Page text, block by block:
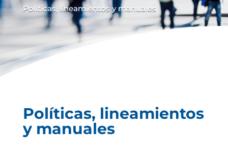
Políticas, lineamientos y manuales
Políticas, lineamientos
y manuales